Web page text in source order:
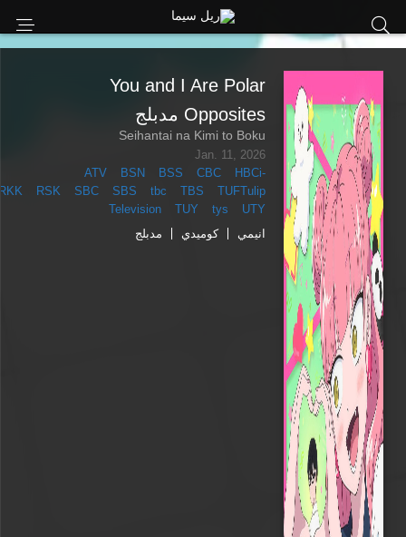
You and I Are Polar
Opposites مدبلج
Seihantai na Kimi to Boku
Jan. 11, 2026
ATV
BSN BSS CBC HBCi-
RSK SBC SBS tbc TBS TUFTulip
Television
TUY tys
UTY
انيمي
كوميدي مدبلج